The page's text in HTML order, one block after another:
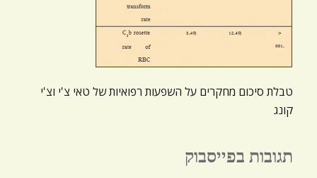
האפשרויות
טבלת סיכום מחקרים על השפעות רפואיות של טאי צ'י וצ'י
קונג
תגובות בפייסבוק